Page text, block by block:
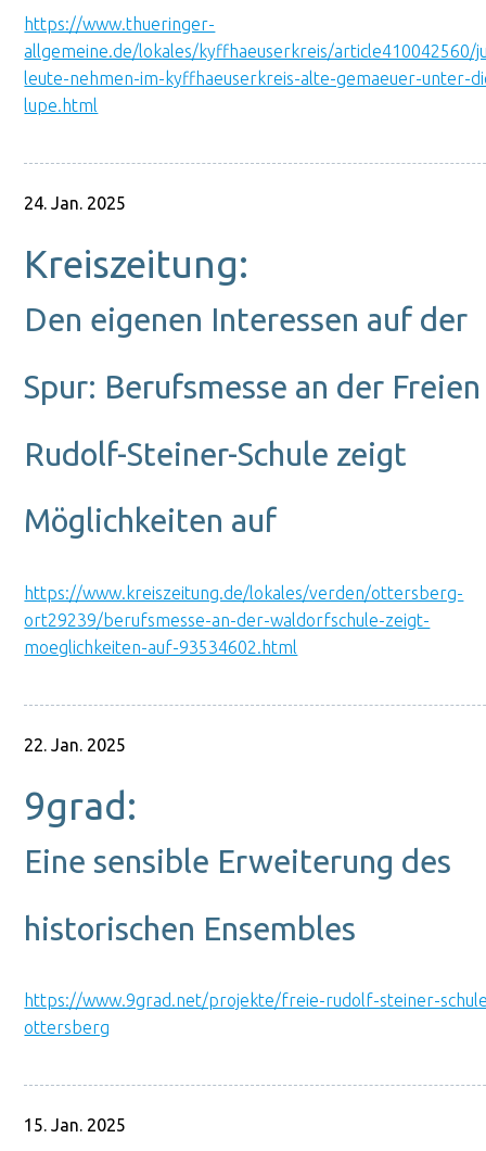
https://www.thueringer-
allgemeine.de/lokales/kyffhaeuserkreis/article410042560/
leute-nehmen-im-kyffhaeuserkreis-alte-gemaeuer-unter-
lupe.html
24. Jan. 2025
Kreiszeitung:
Den eigenen Interessen auf der
Spur: Berufsmesse an der Freien
Rudolf-Steiner-Schule zeigt
Möglichkeiten auf
https://www.kreiszeitung.de/lokales/verden/ottersberg-
ort29239/berufsmesse-an-der-waldorfschule-zeigt-
moeglichkeiten-auf-93534602.html
22. Jan. 2025
9grad:
Eine sensible Erweiterung des
historischen Ensembles
https://www.9grad.net/projekte/freie-rudolf-steiner-
ottersberg
15. Jan. 2025